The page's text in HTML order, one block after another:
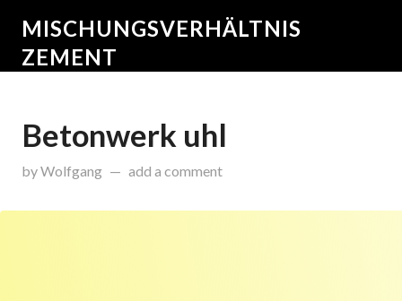
MISCHUNGSVERHÄLTNIS
ZEMENT
Betonwerk uhl
byWolfgang onDezember 14, 2015
add a comment